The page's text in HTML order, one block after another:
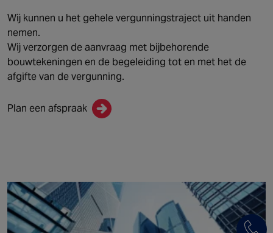
Wij kunnen u het gehele vergunningstraject uit handen
nemen.
Wij verzorgen de aanvraag met bijbehorende
bouwtekeningen en de begeleiding tot en met het de
afgifte van de vergunning.
Plan een afspraak